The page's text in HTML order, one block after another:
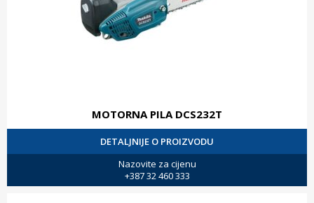
MOTORNA PILA DCS232T
DETALJNIJE O PROIZVODU
Nazovite za cijenu
+387 32 460 333